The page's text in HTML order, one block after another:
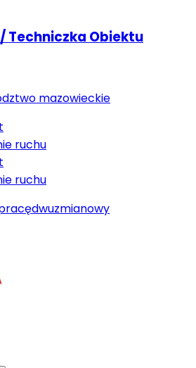
Techniczka Obiektu
mazowieckie
ruchu
ruchu
dwuzmianowy